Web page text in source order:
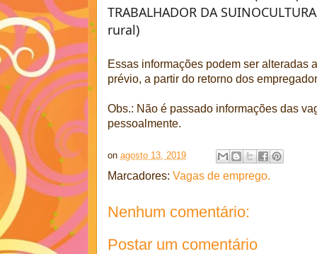
TRABALHADOR DA
rural)
Essas informações podem ser alteradas
prévio, a partir do retorno dos
Obs.: Não é passado informações das
pessoalmente.
on agosto 13, 2019
Marcadores: Vagas de emprego.
Nenhum comentário:
Postar um comentário